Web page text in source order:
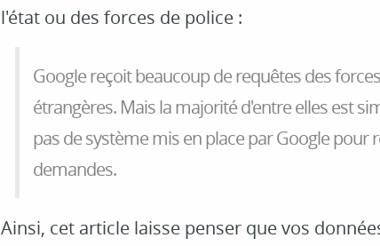
l'état ou des forces de police :
Google reçoit beaucoup de requêtes des
étrangères. Mais la majorité d'entre elles est
pas de système mis en place par Google pour
demandes.
Ainsi, cet article laisse penser que vos